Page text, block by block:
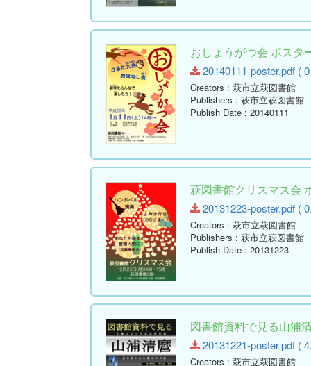
おしょうがつ会 ポスタ
20140111-poster.pdf (
Creators : 萩市立萩図書館
Publishers : 萩市立萩図書館
Publish Date : 20140111
萩図書館クリスマス会
20131223-poster.pdf (
Creators : 萩市立萩図書館
Publishers : 萩市立萩図書館
Publish Date : 20131223
図書館資料で見る山浦
20131221-poster.pdf (
Creators : 萩市立萩図書館